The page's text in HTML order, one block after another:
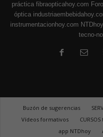
práctica fibraopticahoy.com
óptica
instrumentacionhoy.com
tecno-
Buzón de sugerencias
Vídeos formativos
app NTDhoy